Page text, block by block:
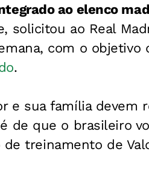
ao elenco
solicitou ao Real
com o objetivo
.
e sua família devem
de que o brasileiro
treinamento de